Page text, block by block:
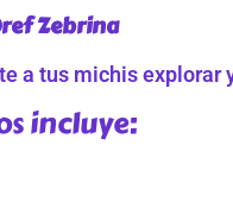
Zebrina
a tus michis explorar
incluye: